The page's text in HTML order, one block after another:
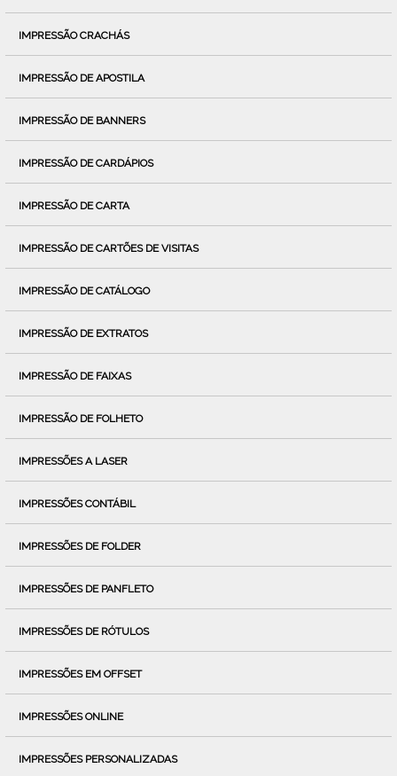
IMPRESSÃO CRACHÁS
IMPRESSÃO DE APOSTILA
IMPRESSÃO DE BANNERS
IMPRESSÃO DE CARDÁPIOS
IMPRESSÃO DE CARTA
IMPRESSÃO DE CARTÕES DE VISITAS
IMPRESSÃO DE CATÁLOGO
IMPRESSÃO DE EXTRATOS
IMPRESSÃO DE FAIXAS
IMPRESSÃO DE FOLHETO
IMPRESSÕES A LASER
IMPRESSÕES CONTÁBIL
IMPRESSÕES DE FOLDER
IMPRESSÕES DE PANFLETO
IMPRESSÕES DE RÓTULOS
IMPRESSÕES EM OFFSET
IMPRESSÕES ONLINE
IMPRESSÕES PERSONALIZADAS